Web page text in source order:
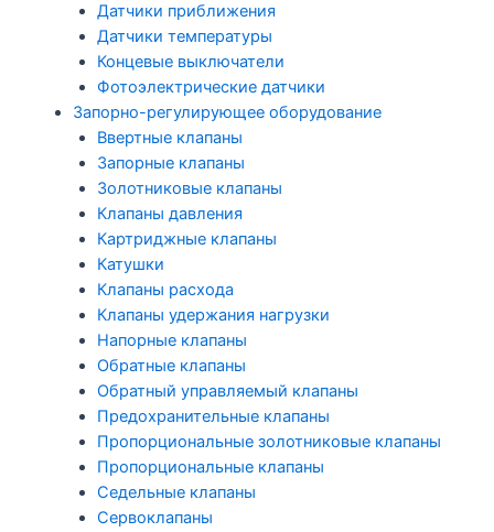
Датчики приближения
Датчики температуры
Концевые выключатели
Фотоэлектрические датчики
Запорно-регулирующее оборудование
Ввертные клапаны
Запорные клапаны
Золотниковые клапаны
Клапаны давления
Картриджные клапаны
Катушки
Клапаны расхода
Клапаны удержания нагрузки
Напорные клапаны
Обратные клапаны
Обратный управляемый клапаны
Предохранительные клапаны
Пропорциональные золотниковые клапаны
Пропорциональные клапаны
Седельные клапаны
Сервоклапаны